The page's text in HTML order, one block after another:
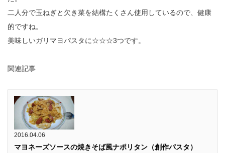
二人分で玉ねぎと欠き菜を結構たくさん使用しているので、健康
的ですね。
美味しいガリマヨパスタに☆☆☆3つです。
関連記事
2016.04.06
マヨネーズソースの焼きそば風ナポリタン（創作パスタ）